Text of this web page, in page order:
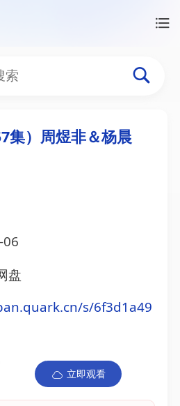
集）周煜非＆杨晨
盘
s/6f3d1a49
立即观看